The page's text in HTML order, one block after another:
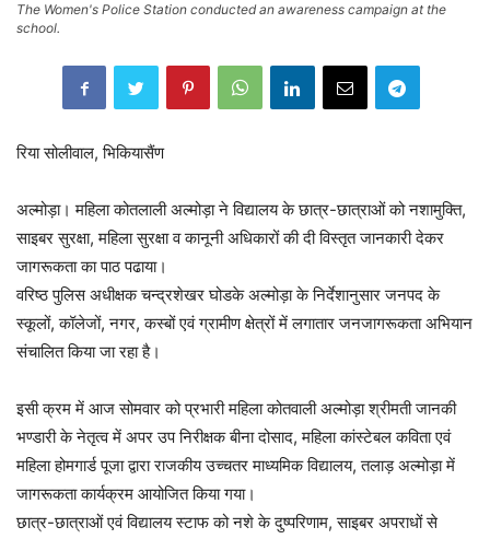
The Women's Police Station conducted an awareness campaign at the
school.
रिया सोलीवाल, भिकियासैंण
अल्मोड़ा। महिला कोतलाली अल्मोड़ा ने विद्यालय के छात्र-छात्राओं को नशामुक्ति,
साइबर सुरक्षा, महिला सुरक्षा व कानूनी अधिकारों की दी विस्तृत जानकारी देकर
जागरूकता का पाठ पढाया।
वरिष्ठ पुलिस अधीक्षक चन्द्रशेखर घोडके अल्मोड़ा के निर्देशानुसार जनपद के
स्कूलों, कॉलेजों, नगर, कस्बों एवं ग्रामीण क्षेत्रों में लगातार जनजागरूकता अभियान
संचालित किया जा रहा है।
इसी क्रम में आज सोमवार को प्रभारी महिला कोतवाली अल्मोड़ा श्रीमती जानकी
भण्डारी के नेतृत्व में अपर उप निरीक्षक बीना दोसाद, महिला कांस्टेबल कविता एवं
महिला होमगार्ड पूजा द्वारा राजकीय उच्चतर माध्यमिक विद्यालय, तलाड़ अल्मोड़ा में
जागरूकता कार्यक्रम आयोजित किया गया।
छात्र-छात्राओं एवं विद्यालय स्टाफ को नशे के दुष्परिणाम, साइबर अपराधों से